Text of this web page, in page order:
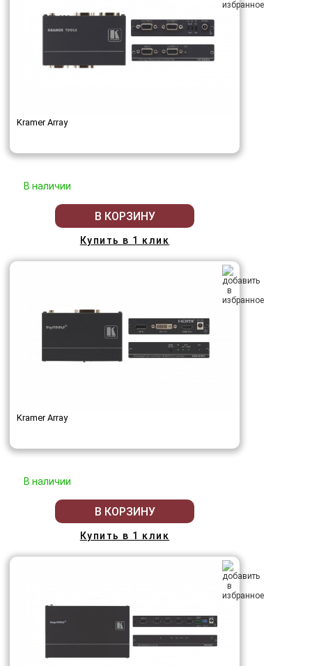
Kramer Array
В наличии
В КОРЗИНУ
Купить в 1 клик
Kramer Array
В наличии
В КОРЗИНУ
Купить в 1 клик